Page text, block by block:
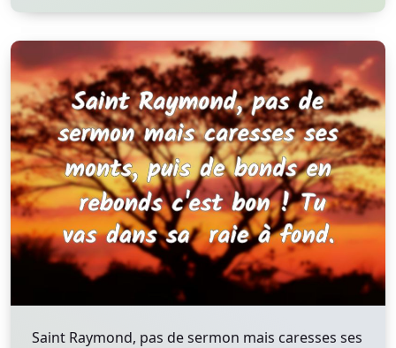
Saint Raymond, pas de sermon mais caresses ses